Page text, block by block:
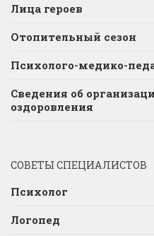
Лица героев
Отопительный сезон
Психолого-медико-
Сведения об
оздоровления
СОВЕТЫ СПЕЦИАЛИСТОВ
Психолог
Логопед